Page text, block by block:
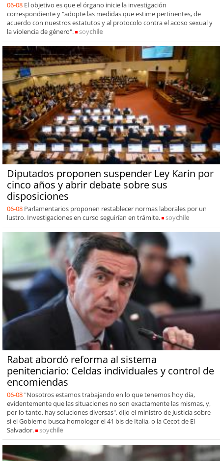
06-08 El objetivo es que el órgano inicie la investigación
correspondiente y "adopte las medidas que estime pertinentes, de
acuerdo con nuestros estatutos y al protocolo contra el acoso sexual y
la violencia de género".
soychile
Diputados proponen suspender Ley Karin por
cinco años y abrir debate sobre sus
disposiciones
06-08 Parlamentarios proponen restablecer normas laborales por un
lustro. Investigaciones en curso seguirían en trámite.
soychile
Rabat abordó reforma al sistema
penitenciario: Celdas individuales y control de
encomiendas
06-08 "Nosotros estamos trabajando en lo que tenemos hoy día,
evidentemente que las situaciones no son exactamente las mismas, y,
por lo tanto, hay soluciones diversas", dijo el ministro de Justicia sobre
si el Gobierno busca homologar el 41 bis de Italia, o la Cecot de El
Salvador.
soychile